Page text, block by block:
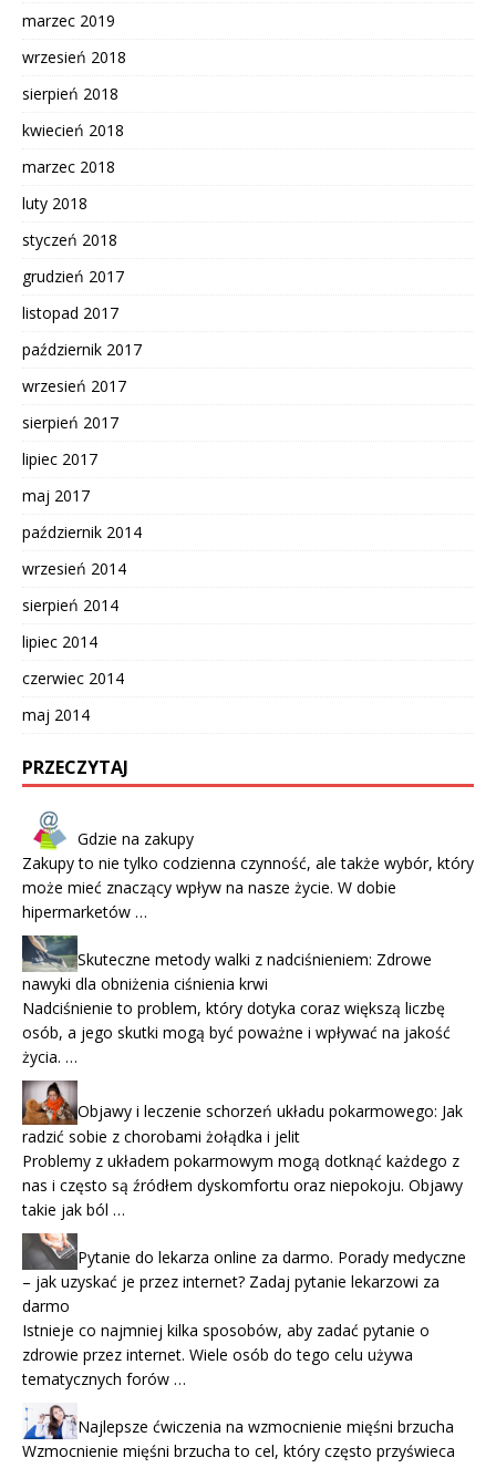
marzec 2019
wrzesień 2018
sierpień 2018
kwiecień 2018
marzec 2018
luty 2018
styczeń 2018
grudzień 2017
listopad 2017
październik 2017
wrzesień 2017
sierpień 2017
lipiec 2017
maj 2017
październik 2014
wrzesień 2014
sierpień 2014
lipiec 2014
czerwiec 2014
maj 2014
PRZECZYTAJ
Gdzie na zakupy
Zakupy to nie tylko codzienna czynność, ale także wybór, który
może mieć znaczący wpływ na nasze życie. W dobie
hipermarketów …
Skuteczne metody walki z nadciśnieniem: Zdrowe
nawyki dla obniżenia ciśnienia krwi
Nadciśnienie to problem, który dotyka coraz większą liczbę
osób, a jego skutki mogą być poważne i wpływać na jakość
życia. …
Objawy i leczenie schorzeń układu pokarmowego: Jak
radzić sobie z chorobami żołądka i jelit
Problemy z układem pokarmowym mogą dotknąć każdego z
nas i często są źródłem dyskomfortu oraz niepokoju. Objawy
takie jak ból …
Pytanie do lekarza online za darmo. Porady medyczne
– jak uzyskać je przez internet? Zadaj pytanie lekarzowi za
darmo
Istnieje co najmniej kilka sposobów, aby zadać pytanie o
zdrowie przez internet. Wiele osób do tego celu używa
tematycznych forów …
Najlepsze ćwiczenia na wzmocnienie mięśni brzucha
Wzmocnienie mięśni brzucha to cel, który często przyświeca